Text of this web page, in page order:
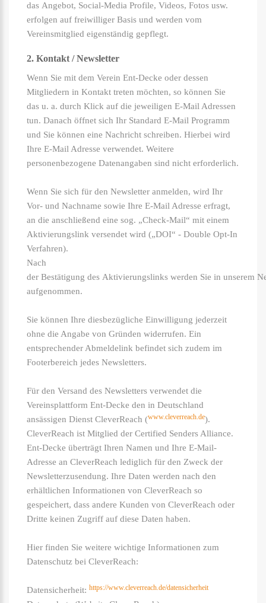
das Angebot, Social-Media Profile, Videos, Fotos usw.
erfolgen auf freiwilliger Basis und werden vom
Vereinsmitglied eigenständig gepflegt.
2. Kontakt / Newsletter
Wenn Sie mit dem Verein Ent-Decke oder dessen
Mitgliedern in Kontakt treten möchten, so können Sie
das u. a. durch Klick auf die jeweiligen E-Mail Adressen
tun. Danach öffnet sich Ihr Standard E-Mail Programm
und Sie können eine Nachricht schreiben. Hierbei wird
Ihre E-Mail Adresse verwendet. Weitere
personenbezogene Datenangaben sind nicht erforderlich.
Wenn Sie sich für den Newsletter anmelden, wird Ihr
Vor- und Nachname sowie Ihre E-Mail Adresse erfragt,
an die anschließend eine sog. „Check-Mail“ mit einem
Aktivierungslink versendet wird („DOI“ - Double Opt-In
Verfahren).
Nach
der Bestätigung des Aktivierungslinks werden Sie in unserem
aufgenommen.
Sie können Ihre diesbezügliche Einwilligung jederzeit
ohne die Angabe von Gründen widerrufen. Ein
entsprechender Abmeldelink befindet sich zudem im
Footerbereich jedes Newsletters.
Für den Versand des Newsletters verwendet die
Vereinsplattform Ent-Decke den in Deutschland
ansässigen Dienst CleverReach (www.cleverreach.de).
CleverReach ist Mitglied der Certified Senders Alliance.
Ent-Decke überträgt Ihren Namen und Ihre E-Mail-
Adresse an CleverReach lediglich für den Zweck der
Newsletterzusendung. Ihre Daten werden nach den
erhältlichen Informationen von CleverReach so
gespeichert, dass andere Kunden von CleverReach oder
Dritte keinen Zugriff auf diese Daten haben.
Hier finden Sie weitere wichtige Informationen zum
Datenschutz bei CleverReach:
Datensicherheit: https://www.cleverreach.de/datensicherheit